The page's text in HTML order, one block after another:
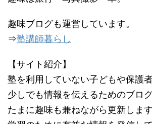
趣味ブログも運営しています。
⇒塾講師暮らし
【サイト紹介】
塾を利用していない子どもや保護
少しでも情報を伝えるためのブログ
たまに趣味も兼ねながら更新します